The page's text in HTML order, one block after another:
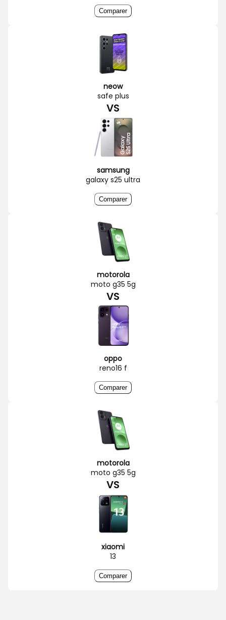
Comparer
neow
safe plus
VS
samsung
galaxy s25 ultra
Comparer
motorola
moto g35 5g
VS
oppo
reno16 f
Comparer
motorola
moto g35 5g
VS
xiaomi
13
Comparer